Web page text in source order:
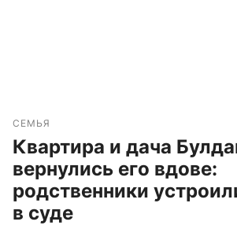
СЕМЬЯ
Квартира и дача
вернулись его вдове:
родственники
в суде